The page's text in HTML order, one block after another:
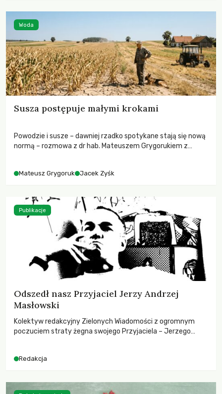
funkcjonowania łowiectwa w Polsce.
Susza postępuje małymi krokami
Powodzie i susze – dawniej rzadko spotykane stają się nową
normą – rozmowa z dr hab. Mateuszem Grygorukiem z
Mateusz Grygoruk Jacek Zyśk
Woda
Odszedł nasz Przyjaciel Jerzy Andrzej
Masłowski
Kolektyw redakcyjny Zielonych Wiadomości z ogromnym
poczuciem straty żegna swojego Przyjaciela – Jerzego
Redakcja
Publikacje